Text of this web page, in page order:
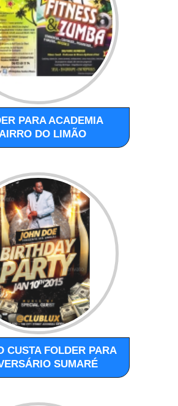
PARA ACADEMIA
DO LIMÃO
CUSTA FOLDER PARA
SUMARÉ